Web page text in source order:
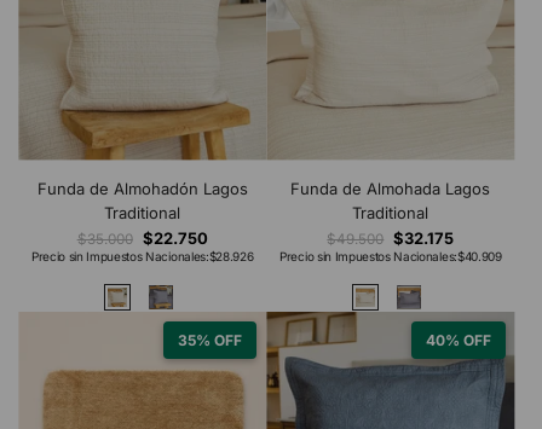
Funda de Almohadón Lagos
Traditional
$35.000 $22.750
Precio sin Impuestos Nacionales:$28.926
Funda de Almohada Lagos
Traditional
$49.500 $32.175
Precio sin Impuestos Nacionales:$40.909
35% OFF 40% OFF